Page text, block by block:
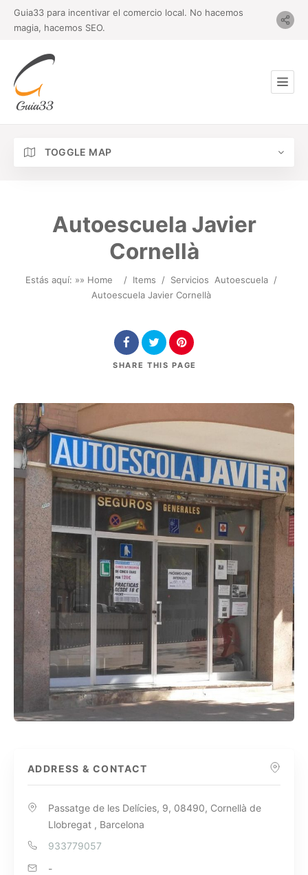
Guia33 para incentivar el comercio local. No hacemos
magia, hacemos SEO.
TOGGLE MAP
Autoescuela Javier
Cornellà
Estás aquí: »» Home / Items / Servicios Autoescuela /
Autoescuela Javier Cornellà
SHARE THIS PAGE
ADDRESS & CONTACT
Passatge de les Delícies, 9, 08490, Cornellà de
Llobregat , Barcelona
933779057
-